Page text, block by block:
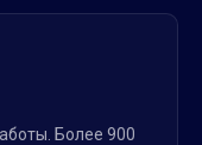
Более 900